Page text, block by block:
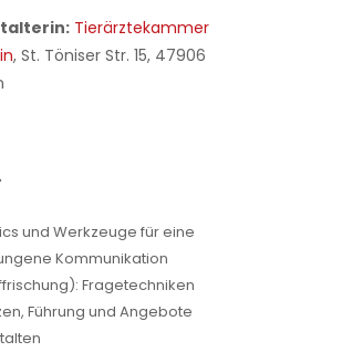
Tierärztekammer
, St. Töniser Str. 15, 47906
und Werkzeuge für eine
Kommunikation
Fragetechniken
Führung und Angebote